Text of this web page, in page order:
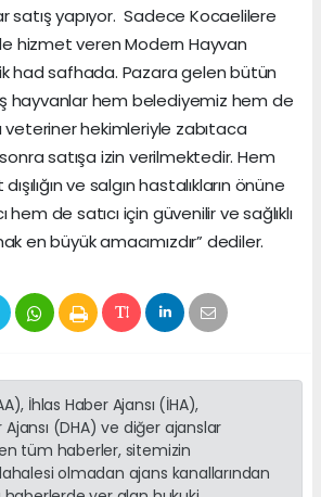
satış yapıyor. Sadece Kocaelilere
hizmet veren Modern Hayvan
had safhada. Pazara gelen bütün
hayvanlar hem belediyemiz hem de
veteriner hekimleriyle zabıtaca
satışa izin verilmektedir. Hem
ve salgın hastalıkların önüne
de satıcı için güvenilir ve sağlıklı
en büyük amacımızdır” dediler.
İhlas Haber Ajansı (İHA),
(DHA) ve diğer ajanslar
tüm haberler, sitemizin
olmadan ajans kanallarından